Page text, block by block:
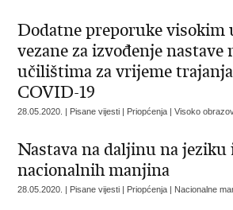
Dodatne preporuke
vezane za izvođenje nastave
učilištima za vrijeme
COVID-19
28.05.2020. | Pisane vijesti | Priopćenja | Visoko
Nastava na daljinu na
nacionalnih manjina
28.05.2020. | Pisane vijesti | Priopćenja | Nacionalne